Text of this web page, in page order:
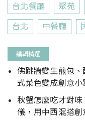
台北餐廳 聚苑
台北
中餐廳
編輯精選
佛跳牆變生煎包
式菜色變成創意小
秋蟹怎麼吃才對
儀，用中西混搭